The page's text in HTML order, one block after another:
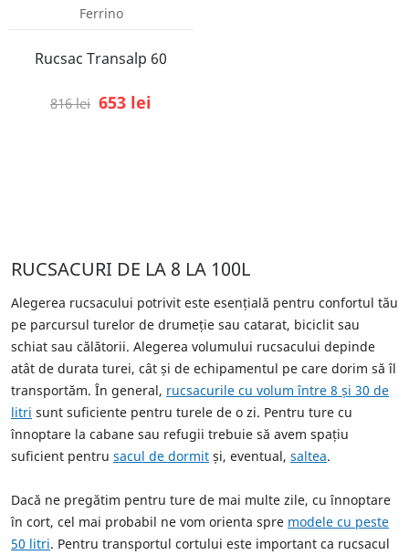
Ferrino
Rucsac Transalp 60
816 lei 653 lei
RUCSACURI DE LA 8 LA 100L
Alegerea rucsacului potrivit este esențială pentru confortul tău
pe parcursul turelor de drumeție sau catarat, biciclit sau
schiat sau călătorii. Alegerea volumului rucsacului depinde
atât de durata turei, cât și de echipamentul pe care dorim să îl
transportăm. În general, rucsacurile cu volum între 8 și 30 de
litri sunt suficiente pentru turele de o zi. Pentru ture cu
înnoptare la cabane sau refugii trebuie să avem spațiu
suficient pentru sacul de dormit și, eventual, saltea.
Dacă ne pregătim pentru ture de mai multe zile, cu înnoptare
în cort, cel mai probabil ne vom orienta spre modele cu peste
50 litri. Pentru transportul cortului este important ca rucsacul